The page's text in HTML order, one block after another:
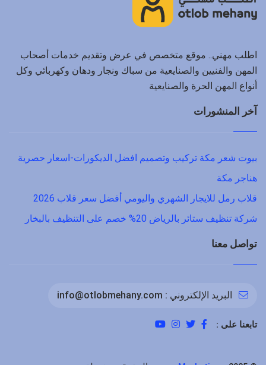
اطلب مهني.. موقع متخصص في عرض وتقديم خدمات أصحاب
المهن والفنيين والصنايعية من سباك ونجار ودهان وكهربائي وكل
أنواع المهن الحرة والصنايعية
آخر المنشورات
بيوت شعر مكة تركيب وتصميم افضل الديكورات-اسعار حصرية
هناجر مكة
قلاب رمل للايجار الشهري واليومي أفضل سعر قلاب 2026
شركة تنظيف ستائر بالرياض 20% خصم على التنظيف بالبخار
تواصل معنا
البريد الإلكتروني : info@otlobmehany.com
تابعنا على :